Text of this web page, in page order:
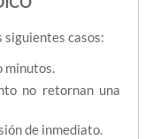
siguientes casos:
minutos.
no retornan una
de inmediato.